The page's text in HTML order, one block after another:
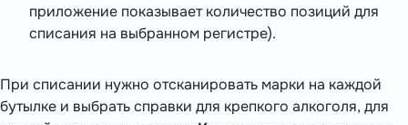
приложение показывает количество позиций для
списания на выбранном регистре).
При списании нужно отсканировать марки на каждой
бутылке и выбрать справки для крепкого алкоголя, для